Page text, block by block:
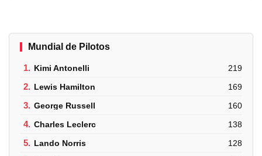
Mundial de Pilotos
1. Kimi Antonelli 219
2. Lewis Hamilton 169
3. George Russell 160
4. Charles Leclerc 138
5. Lando Norris 128